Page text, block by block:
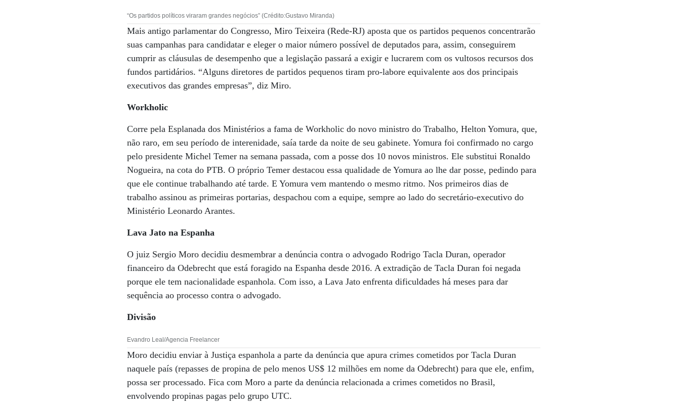
“Os partidos políticos viraram grandes negócios” (Crédito:Gustavo Miranda)
Mais antigo parlamentar do Congresso, Miro Teixeira (Rede-RJ) aposta que os partidos pequenos concentrarão
suas campanhas para candidatar e eleger o maior número possível de deputados para, assim, conseguirem
cumprir as cláusulas de desempenho que a legislação passará a exigir e lucrarem com os vultosos recursos dos
fundos partidários. “Alguns diretores de partidos pequenos tiram pro-labore equivalente aos dos principais
executivos das grandes empresas”, diz Miro.
Workholic
Corre pela Esplanada dos Ministérios a fama de Workholic do novo ministro do Trabalho, Helton Yomura, que,
não raro, em seu período de interenidade, saía tarde da noite de seu gabinete. Yomura foi confirmado no cargo
pelo presidente Michel Temer na semana passada, com a posse dos 10 novos ministros. Ele substitui Ronaldo
Nogueira, na cota do PTB. O próprio Temer destacou essa qualidade de Yomura ao lhe dar posse, pedindo para
que ele continue trabalhando até tarde. E Yomura vem mantendo o mesmo ritmo. Nos primeiros dias de
trabalho assinou as primeiras portarias, despachou com a equipe, sempre ao lado do secretário-executivo do
Ministério Leonardo Arantes.
Lava Jato na Espanha
O juiz Sergio Moro decidiu desmembrar a denúncia contra o advogado Rodrigo Tacla Duran, operador
financeiro da Odebrecht que está foragido na Espanha desde 2016. A extradição de Tacla Duran foi negada
porque ele tem nacionalidade espanhola. Com isso, a Lava Jato enfrenta dificuldades há meses para dar
sequência ao processo contra o advogado.
Divisão
Evandro Leal/Agencia Freelancer
Moro decidiu enviar à Justiça espanhola a parte da denúncia que apura crimes cometidos por Tacla Duran
naquele país (repasses de propina de pelo menos US$ 12 milhões em nome da Odebrecht) para que ele, enfim,
possa ser processado. Fica com Moro a parte da denúncia relacionada a crimes cometidos no Brasil,
envolvendo propinas pagas pelo grupo UTC.